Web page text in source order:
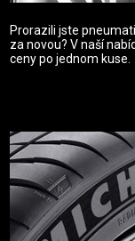
Prorazili jste
za novou? V naší
ceny po jednom kuse.